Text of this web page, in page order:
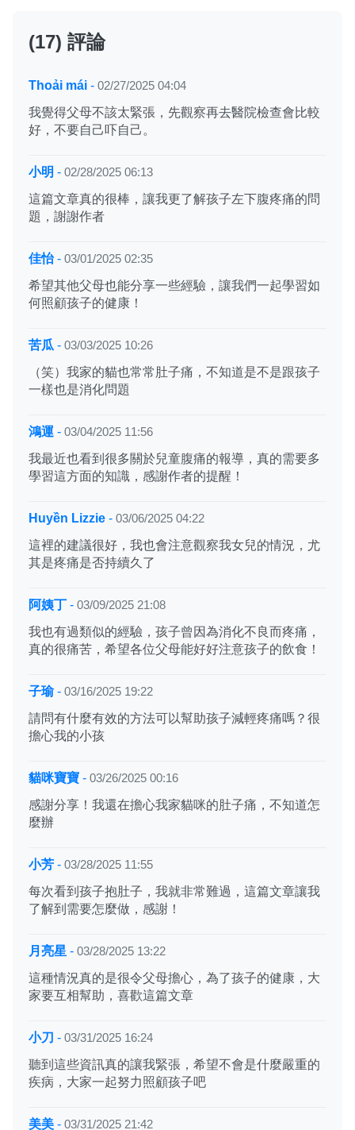
(17) 評論
Thoải mái - 02/27/2025 04:04
我覺得父母不該太緊張，先觀察再去醫院檢查會比較
好，不要自己吓自己。
小明 - 02/28/2025 06:13
這篇文章真的很棒，讓我更了解孩子左下腹疼痛的問
題，謝謝作者
佳怡 - 03/01/2025 02:35
希望其他父母也能分享一些經驗，讓我們一起學習如
何照顧孩子的健康！
苦瓜 - 03/03/2025 10:26
（笑）我家的貓也常常肚子痛，不知道是不是跟孩子
一樣也是消化問題
鴻運 - 03/04/2025 11:56
我最近也看到很多關於兒童腹痛的報導，真的需要多
學習這方面的知識，感謝作者的提醒！
Huyền Lizzie - 03/06/2025 04:22
這裡的建議很好，我也會注意觀察我女兒的情況，尤
其是疼痛是否持續久了
阿姨丁 - 03/09/2025 21:08
我也有過類似的經驗，孩子曾因為消化不良而疼痛，
真的很痛苦，希望各位父母能好好注意孩子的飲食！
子瑜- 03/16/2025 19:22
請問有什麼有效的方法可以幫助孩子減輕疼痛嗎？很
擔心我的小孩
貓咪寶寶 - 03/26/2025 00:16
感謝分享！我還在擔心我家貓咪的肚子痛，不知道怎
麼辦
小芳 - 03/28/2025 11:55
每次看到孩子抱肚子，我就非常難過，這篇文章讓我
了解到需要怎麼做，感謝！
月亮星 - 03/28/2025 13:22
這種情況真的是很令父母擔心，為了孩子的健康，大
家要互相幫助，喜歡這篇文章
小刀 - 03/31/2025 16:24
聽到這些資訊真的讓我緊張，希望不會是什麼嚴重的
疾病，大家一起努力照顧孩子吧
美美 - 03/31/2025 21:42